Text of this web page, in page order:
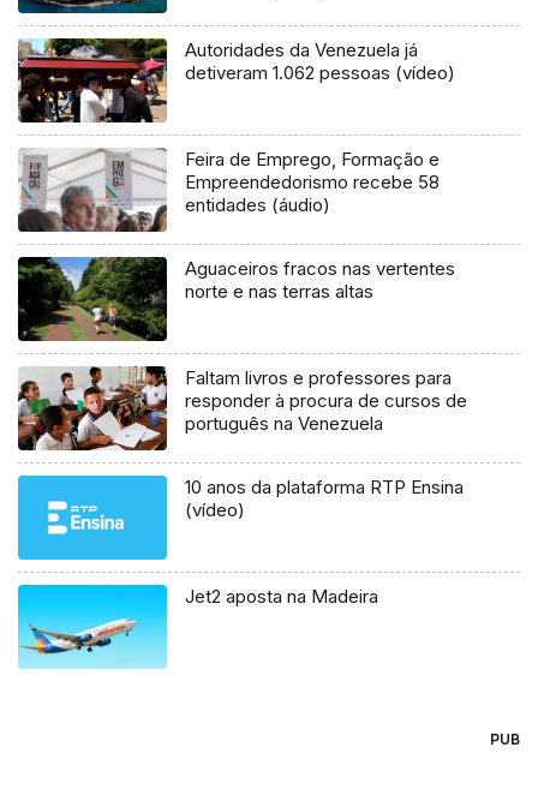
Autoridades da Venezuela já
detiveram 1.062 pessoas (vídeo)
Feira de Emprego, Formação e
Empreendedorismo recebe 58
entidades (áudio)
Aguaceiros fracos nas vertentes
norte e nas terras altas
Faltam livros e professores para
responder à procura de cursos de
português na Venezuela
10 anos da plataforma RTP Ensina
(vídeo)
Jet2 aposta na Madeira
PUB